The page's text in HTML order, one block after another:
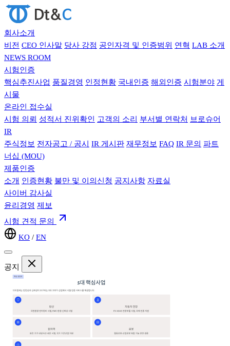
회사소개
비전 CEO 인사말 당사 강점 공인자격 및 인증범위 연혁 LAB 소개
NEWS ROOM
시험인증
핵심추진사업 품질경영 인정현황 국내인증 해외인증 시험분야 게
시물
온라인 접수실
시험 의뢰 성적서 진위확인 고객의 소리 부서별 연락처 브로슈어
IR
주식정보 전자공고 / 공시 IR 게시판 재무정보 FAQ IR 문의 파트
너십 (MOU)
제품인증
소개 인증현황 불만 및 이의신청 공지사항 자료실
사이버 감사실
윤리경영 제보
시험 견적 문의
KO / EN
공지